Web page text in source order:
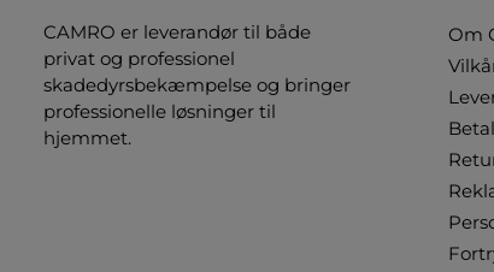
CAMRO er leverandør til både
privat og professionel
skadedyrsbekæmpelse og bringer
professionelle løsninger til
hjemmet.
Om